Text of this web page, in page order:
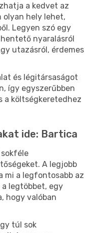
a kedvet az
olyan hely lehet,
Legyen szó egy
nyaralásról
utazásról, érdemes
és légitársaságot
így egyszerűbben
a költségkeretedhez
ide: Bartica
A legjobb
mi a legfontosabb az
a legtöbbet, egy
hogy valóban
túl sok